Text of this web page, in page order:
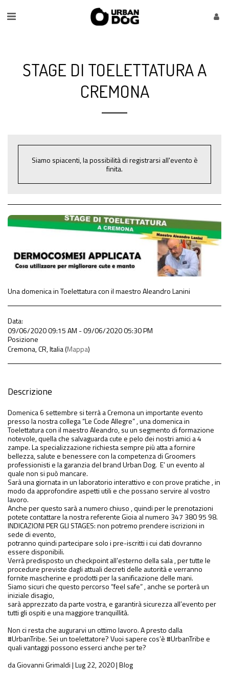
STAGE DI TOELETTATURA A
CREMONA
Siamo spiacenti, la possibilità di registrarsi all'evento è
finita.
Una domenica in Toelettatura con il maestro Aleandro Lanini
Data:
09/06/2020 09:15 AM - 09/06/2020 05:30 PM
Posizione
Cremona, CR, Italia (Mappa)
Descrizione
Domenica 6 settembre si terrà a Cremona un importante evento
presso la nostra collega “Le Code Allegre” , una domenica in
Toelettatura con il maestro Aleandro, su un segmento di formazione
notevole, quella che salvaguarda cute e pelo dei nostri amici a 4
zampe. La specializzazione richiesta sempre più atta a fornire
bellezza, salute e benessere con la competenza di Groomers
professionisti e la garanzia del brand Urban Dog. E’ un evento al
quale non si può mancare.
Sarà una giornata in un laboratorio interattivo e con prove pratiche , in
modo da approfondire aspetti utili e che possano servire al vostro
lavoro.
Anche per questo sarà a numero chiuso , quindi per le prenotazioni
potete contattare la nostra referente Gioia al numero 347 380 95 98.
INDICAZIONI PER GLI STAGES: non potremo prendere iscrizioni in
sede di evento,
potranno quindi partecipare solo i pre-iscritti i cui dati dovranno
essere disponibili.
Verrà predisposto un checkpoint all’esterno della sala , per tutte le
procedure previste dagli attuali decreti delle autorità e verranno
fornite mascherine e prodotti per la sanificazione delle mani.
Siamo sicuri che questo percorso “feel safe” , anche se porterà un
iniziale disagio,
sarà apprezzato da parte vostra, e garantirà sicurezza all’evento per
tutti gli ospiti e una maggiore tranquillità.
Non ci resta che augurarvi un ottimo lavoro. A presto dalla
#UrbanTribe. Sei un toelettatore? Vuoi sapere cos’è #UrbanTribe e
quali vantaggi possono esserci anche per te?
da Giovanni Grimaldi | Lug 22, 2020 | Blog